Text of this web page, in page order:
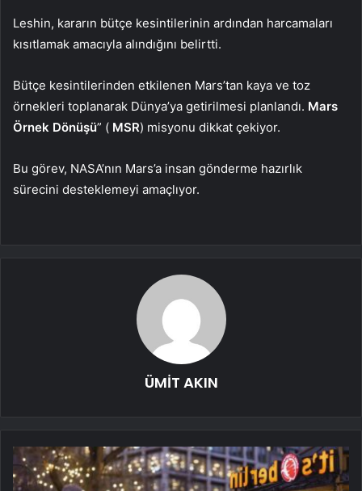
Leshin, kararın bütçe kesintilerinin ardından harcamaları
kısıtlamak amacıyla alındığını belirtti.
Bütçe kesintilerinden etkilenen Mars’tan kaya ve toz
örnekleri toplanarak Dünya’ya getirilmesi planlandı. Mars
Örnek Dönüşü” ( MSR) misyonu dikkat çekiyor.
Bu görev, NASA’nın Mars’a insan gönderme hazırlık
sürecini desteklemeyi amaçlıyor.
ÜMİT AKIN